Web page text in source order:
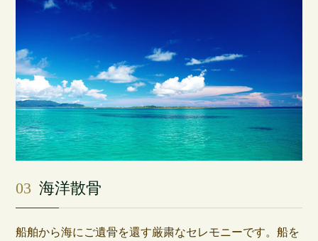
03 海洋散骨
船舶から海にご遺骨を還す厳粛なセレモニーです。船を